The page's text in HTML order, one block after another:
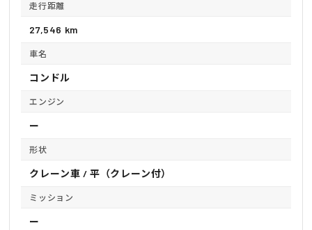
走行距離
27,546 km
車名
コンドル
エンジン
ー
形状
クレーン車 / 平（クレーン付）
ミッション
ー